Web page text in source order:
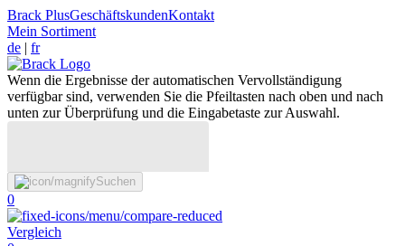
Brack PlusGeschäftskundenKontakt
Mein Sortiment
de | fr
Wenn die Ergebnisse der automatischen Vervollständigung
verfügbar sind, verwenden Sie die Pfeiltasten nach oben und nach
unten zur Überprüfung und die Eingabetaste zur Auswahl.
Suchen
0
Vergleich